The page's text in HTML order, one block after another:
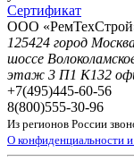
Сертификат
ООО
125424 город
шоссе
этаж 3 П1 К132
+7(495)445-60-56
8(800)555-30-96
Из регионов России
О конфиденциальности